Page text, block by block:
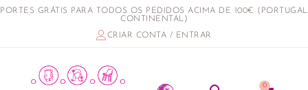
PORTES GRÁTIS PARA TODOS OS PEDIDOS ACIMA DE 100€ (PORTUGAL
CONTINENTAL)
CRIAR CONTA / ENTRAR
0